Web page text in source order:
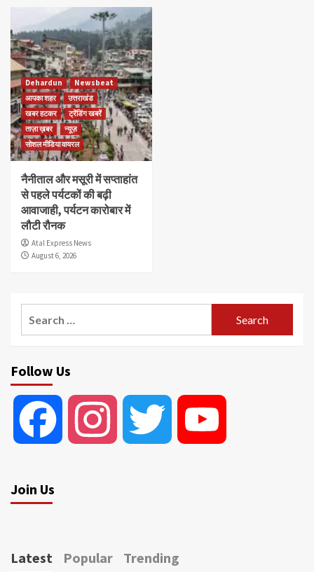
Dehardun
Newsbeat
आपका शहर
उत्तराखंड
खबर हटकर
ट्रेंडिंग खबरें
ताज़ा ख़बर
न्यूज़
सोशल मीडिया वायरल
नैनीताल और मसूरी में सप्ताहांत
से पहले पर्यटकों की बढ़ी
आवाजाही, पर्यटन कारोबार में
लौटी रौनक
Atal Express News
August 6, 2026
Follow Us
Facebook Instagram Twitter
Join Us
Latest Popular Trending